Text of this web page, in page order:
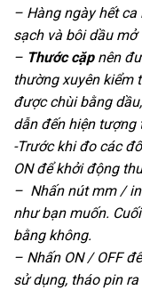
– Hàng ngày hết
sạch và bôi dầu mở
– Thước cặpnên
thường xuyên kiểm
được chùi bằng
dẫn đến hiện tượng
-Trước khi đo các
ON để khởi động
– Nhấn nút mm /
như bạn muốn.
bằng không.
– Nhấn ON / OFF
sử dụng, tháo pin